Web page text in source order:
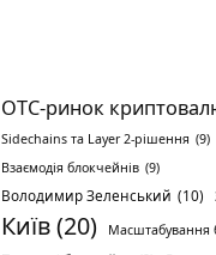
OTC-ринок
Sidechains та Layer 2-рішення (9)
Взаємодія блокчейнів (9)
Володимир Зеленський (10)
Київ(20) Масштабування